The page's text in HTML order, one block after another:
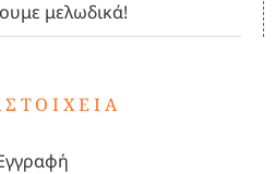
μελωδικά!